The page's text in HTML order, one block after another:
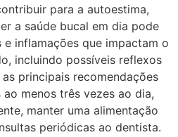
para a autoestima,
a saúde bucal em dia pode
inflamações que impactam o
incluindo possíveis reflexos
principais recomendações
menos três vezes ao dia,
manter uma alimentação
periódicas ao dentista.